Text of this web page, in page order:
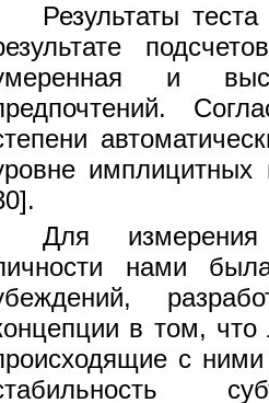
Результаты
и
имплицитных
Для измерения
нами
в том, что
с